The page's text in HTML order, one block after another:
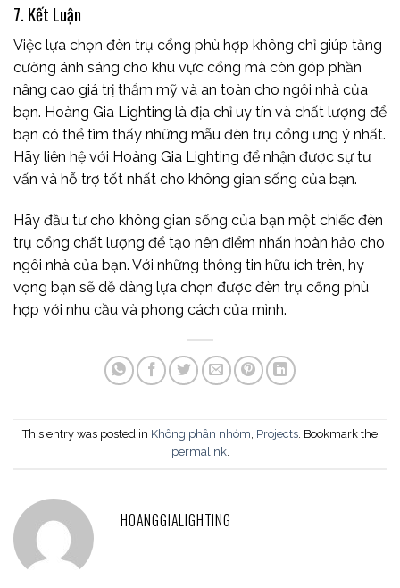
7. Kết Luận
Việc lựa chọn đèn trụ cổng phù hợp không chỉ giúp tăng
cường ánh sáng cho khu vực cổng mà còn góp phần
nâng cao giá trị thẩm mỹ và an toàn cho ngôi nhà của
bạn. Hoàng Gia Lighting là địa chỉ uy tín và chất lượng để
bạn có thể tìm thấy những mẫu đèn trụ cổng ưng ý nhất.
Hãy liên hệ với Hoàng Gia Lighting để nhận được sự tư
vấn và hỗ trợ tốt nhất cho không gian sống của bạn.
Hãy đầu tư cho không gian sống của bạn một chiếc đèn
trụ cổng chất lượng để tạo nên điểm nhấn hoàn hảo cho
ngôi nhà của bạn. Với những thông tin hữu ích trên, hy
vọng bạn sẽ dễ dàng lựa chọn được đèn trụ cổng phù
hợp với nhu cầu và phong cách của mình.
This entry was posted in Không phân nhóm Projects . Bookmark the
permalink.
HOANGGIALIGHTING